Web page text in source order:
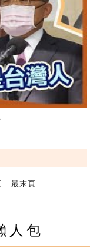
最末頁
人包